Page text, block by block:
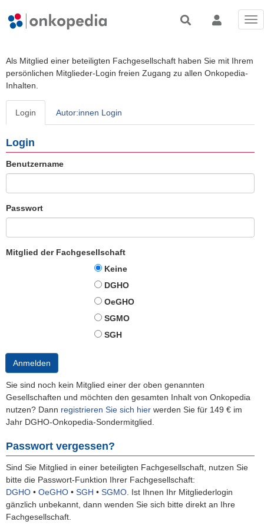
Als Mitglied einer beteiligten Fachgesellschaft haben Sie mit Ihrem
persönlichen Mitglieder-Login freien Zugang zu allen Onkopedia-
Inhalten.
Login Autor:innen Login
Login
Benutzername
Passwort
Mitglied der Fachgesellschaft
Keine
DGHO
OeGHO
SGMO
SGH
Anmelden
Sie sind noch kein Mitglied einer der oben genannten
Gesellschaften und möchten den gesamten Inhalt von Onkopedia
nutzen? Dann registrieren Sie sich hier werden Sie für 149 € im
Jahr DGHO-Onkopedia-Sondermitglied.
Passwort vergessen?
Sind Sie Mitglied in einer beteiligten Fachgesellschaft, nutzen Sie
bitte die Passwort-Funktion Ihrer Fachgesellschaft:
DGHO • OeGHO • SGH • SGMO Ist Ihnen Ihr Mitgliederlogin
gänzlich unbekannt, dann wenden Sie sich bitte direkt an Ihre
Fachgesellschaft.